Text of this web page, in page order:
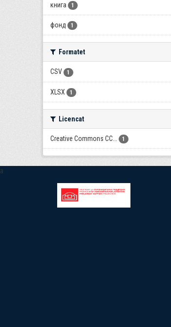
книга 1
фонд 1
Formatet
CSV 1
XLSX 1
Licencat
Creative Commons CC... 1
a